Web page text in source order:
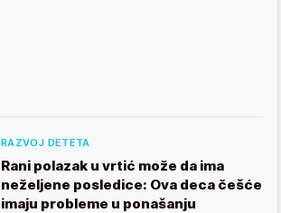
RAZVOJ DETETA
Rani polazak u vrtić može da ima
neželjene posledice: Ova deca češće
imaju probleme u ponašanju